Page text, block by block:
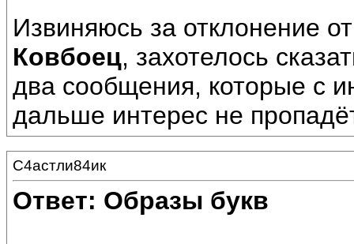
Извиняюсь за отклонение
Ковбоец, захотелось
два сообщения, которые с
дальше интерес не
С4астли84ик
Ответ: Образы букв